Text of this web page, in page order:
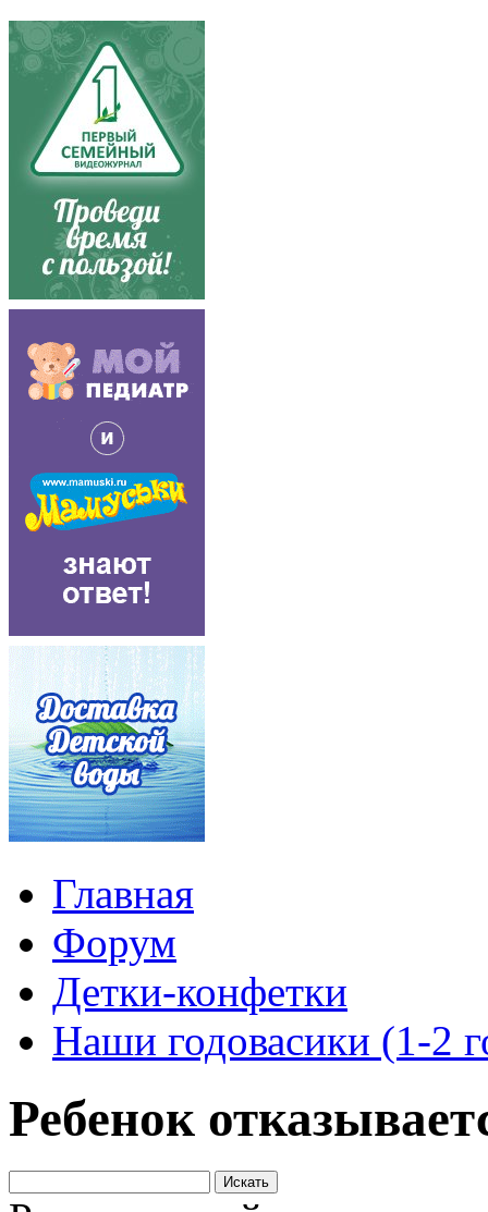
Главная
Форум
Детки-конфетки
Наши годовасики (1-2
Ребенок